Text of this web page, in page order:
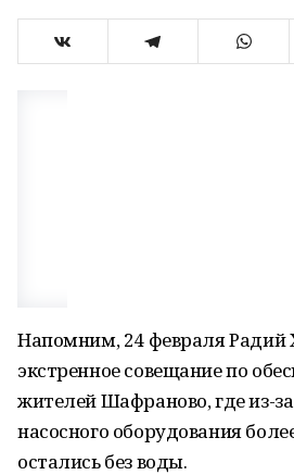
Напомним, 24 февраля Радий
экстренное совещание по
жителей Шафраново, где из-
насосного оборудования
остались без воды.